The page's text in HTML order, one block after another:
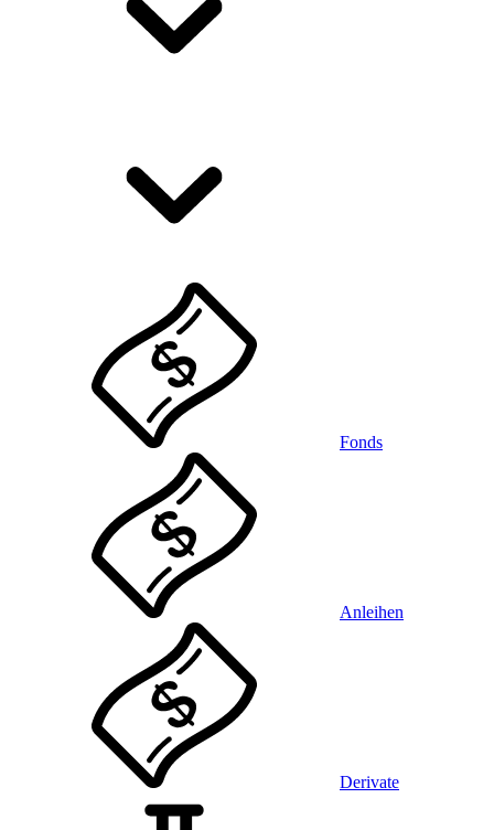
Fonds
Anleihen
Derivate